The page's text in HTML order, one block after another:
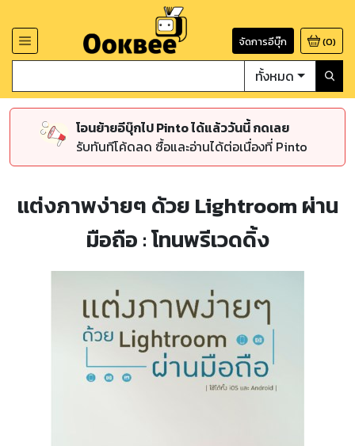
จัดการอีบุ๊ก (0)
ทั้งหมด
โอนย้ายอีบุ๊กไป Pinto ได้แล้ววันนี้ กดเลย
รับทันทีโค้ดลด ซื้อและอ่านได้ต่อเนื่องที่ Pinto
แต่งภาพง่ายๆ ด้วย Lightroom ผ่าน
มือถือ : โทนพรีเวดดิ้ง